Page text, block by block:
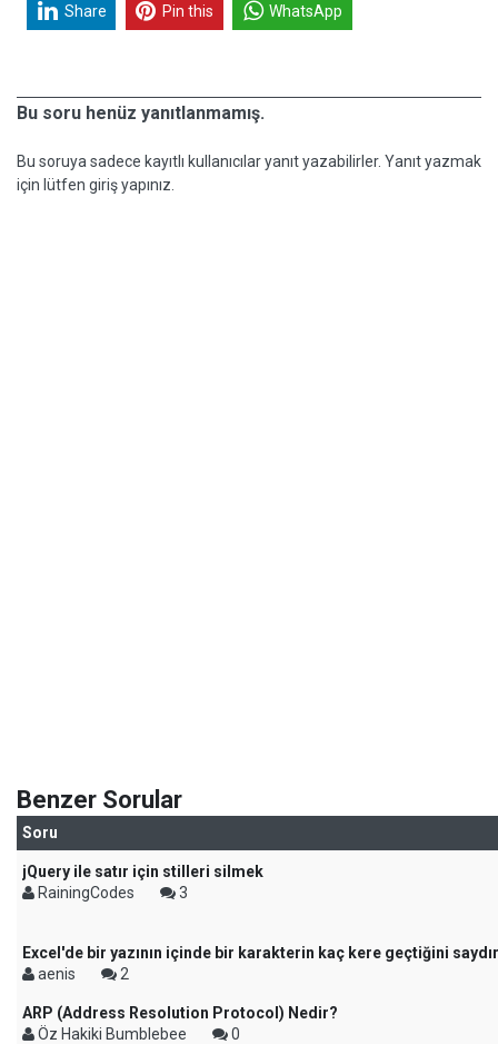
Share Pin this WhatsApp
Bu soru henüz yanıtlanmamış.
Bu soruya sadece kayıtlı kullanıcılar yanıt yazabilirler. Yanıt yazmak
için lütfen giriş yapınız.
Benzer Sorular
Soru
jQuery ile satır için stilleri silmek
RainingCodes
3
Excel'de bir yazının içinde bir karakterin kaç kere geçtiğini
aenis
2
ARP (Address Resolution Protocol) Nedir?
Öz Hakiki Bumblebee
0